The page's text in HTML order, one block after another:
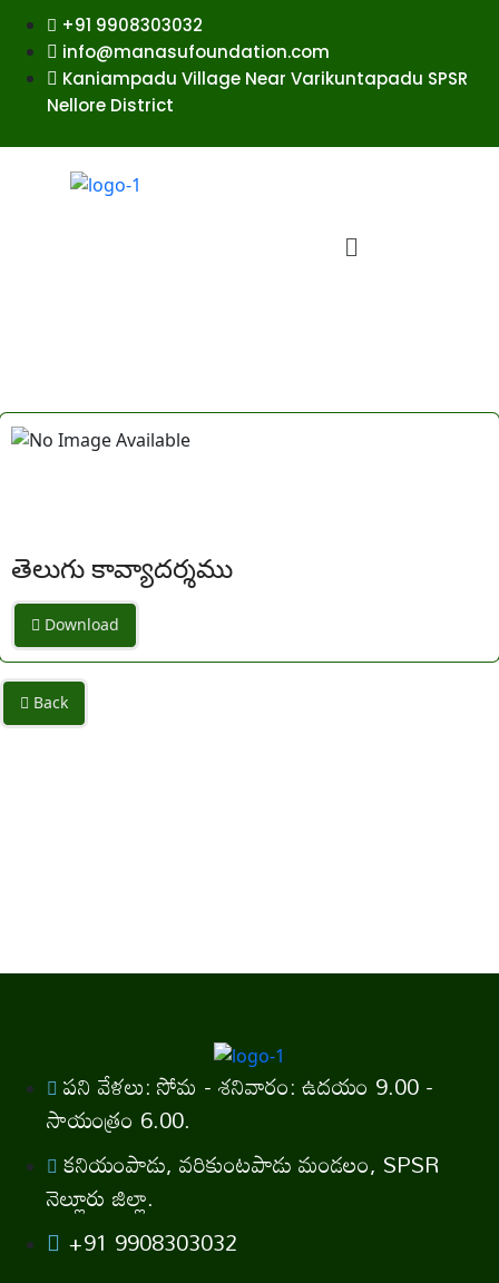
+91 9908303032
info@manasufoundation.com
Kaniampadu Village Near Varikuntapadu SPSR
Nellore District
తెలుగు కావ్యాదర్శము
Download
Back
పని వేళలు: సోమ - శనివారం: ఉదయం 9.00 -
సాయంత్రం 6.00.
కనియంపాడు, వరికుంటపాడు మండలం, SPSR
నెల్లూరు జిల్లా.
+91 9908303032